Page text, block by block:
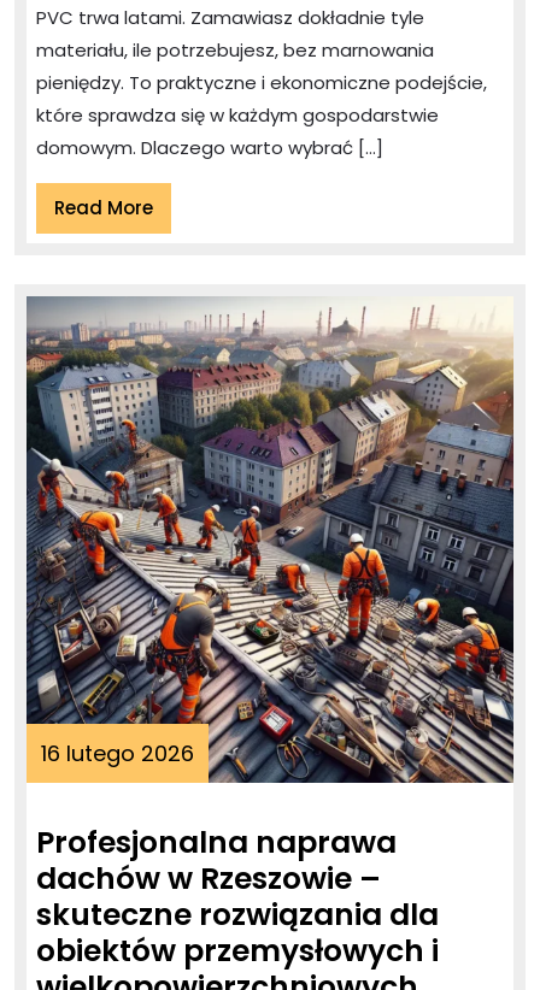
PVC trwa latami. Zamawiasz dokładnie tyle
materiału, ile potrzebujesz, bez marnowania
pieniędzy. To praktyczne i ekonomiczne podejście,
które sprawdza się w każdym gospodarstwie
domowym. Dlaczego warto wybrać […]
Read MoreRead
More
16 lutego 2026 16
lutego
Profesjonalna naprawa
dachów w Rzeszowie –
skuteczne rozwiązania dla
obiektów przemysłowych i